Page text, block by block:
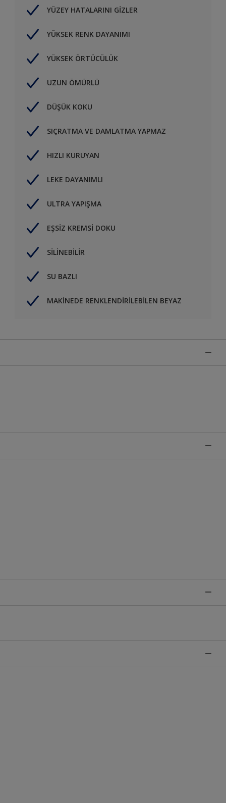
YÜZEY HATALARINI GİZLER
YÜKSEK RENK DAYANIMI
YÜKSEK ÖRTÜCÜLÜK
UZUN ÖMÜRLÜ
DÜŞÜK KOKU
SIÇRATMA VE DAMLATMA YAPMAZ
HIZLI KURUYAN
LEKE DAYANIMLI
ULTRA YAPIŞMA
EŞSİZ KREMSİ DOKU
SİLİNEBİLİR
SU BAZLI
MAKİNEDE RENKLENDİRİLEBİLEN BEYAZ